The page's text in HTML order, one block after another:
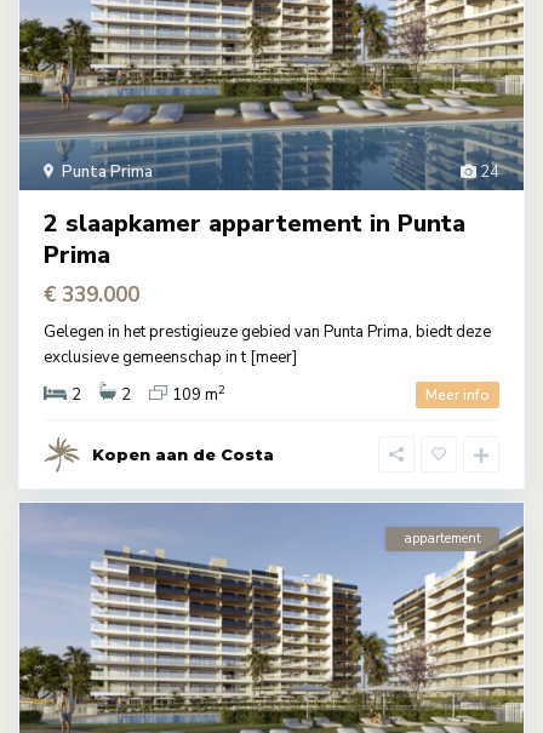
24
Punta Prima
2 slaapkamer appartement in Punta
Prima
€ 339.000
Gelegen in het prestigieuze gebied van Punta Prima, biedt deze
exclusieve gemeenschap in t[meer]
2
2 109 m2 Meer info
Kopen aan de Costa
appartement